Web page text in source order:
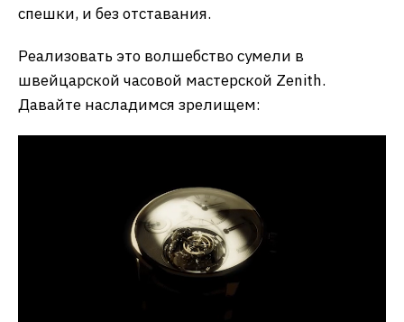
спешки, и без отставания.
Реализовать это волшебство сумели в
швейцарской часовой мастерской Zenith.
Давайте насладимся зрелищем: